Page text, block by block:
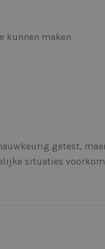
kunnen maken
getest,
situaties